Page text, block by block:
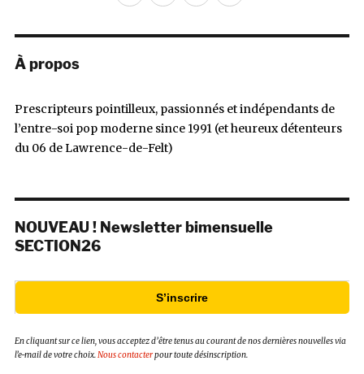
À propos
Prescripteurs pointilleux, passionnés et indépendants de
l’entre-soi pop moderne since 1991 (et heureux détenteurs
du 06 de Lawrence-de-Felt)
NOUVEAU ! Newsletter bimensuelle
SECTION26
S’inscrire
En cliquant sur ce lien, vous acceptez d’être tenus au courant de nos dernières nouvelles via
l’e-mail de votre choix.Nous contacterpour toute désinscription.